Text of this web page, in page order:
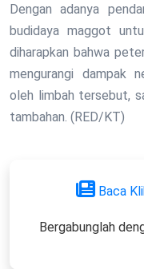
Dengan adanya
budidaya maggot
diharapkan bahwa
mengurangi dampak
oleh limbah tersebut,
tambahan. (RED/KT)
Baca
Bergabunglah